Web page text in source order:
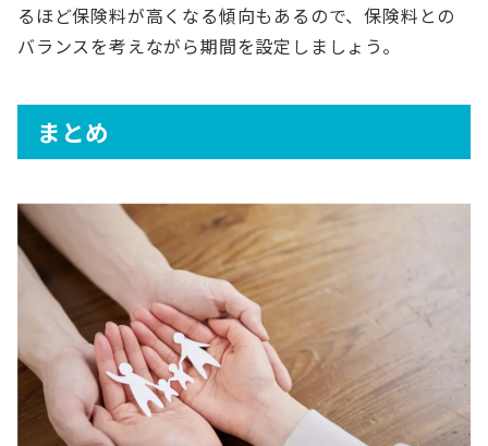
るほど保険料が高くなる傾向もあるので、保険料との
バランスを考えながら期間を設定しましょう。
まとめ